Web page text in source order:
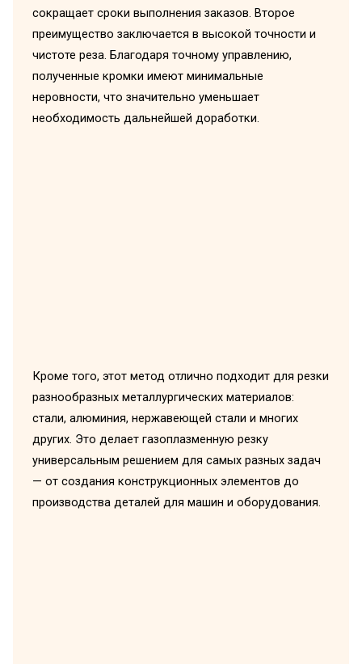
сокращает сроки выполнения заказов. Второе
преимущество заключается в высокой точности и
чистоте реза. Благодаря точному управлению,
полученные кромки имеют минимальные
неровности, что значительно уменьшает
необходимость дальнейшей доработки.
Кроме того, этот метод отлично подходит для резки
разнообразных металлургических материалов:
стали, алюминия, нержавеющей стали и многих
других. Это делает газоплазменную резку
универсальным решением для самых разных задач
— от создания конструкционных элементов до
производства деталей для машин и оборудования.